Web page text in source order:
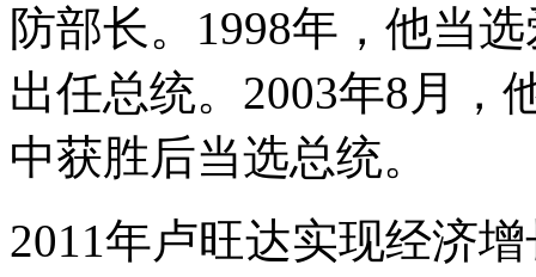
防部长。1998年，他当
出任总统。2003年8月，
中获胜后当选总统。
2011年卢旺达实现经济